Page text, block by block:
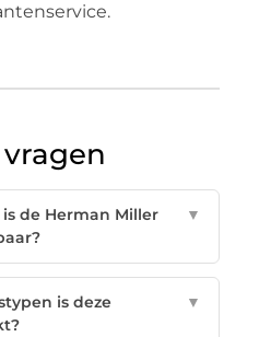
de Herman Miller
▼
is deze
▼